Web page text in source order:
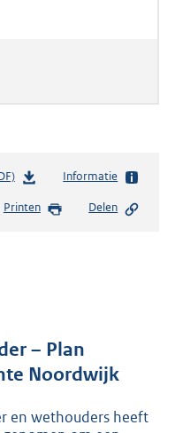
b
s
r
o
t
Informatie
Printen Delen
– Plan
Noordwijk
en wethouders heeft